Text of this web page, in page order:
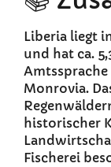
Liberia liegt
und hat ca.
Monrovia.
historischer
Fischerei